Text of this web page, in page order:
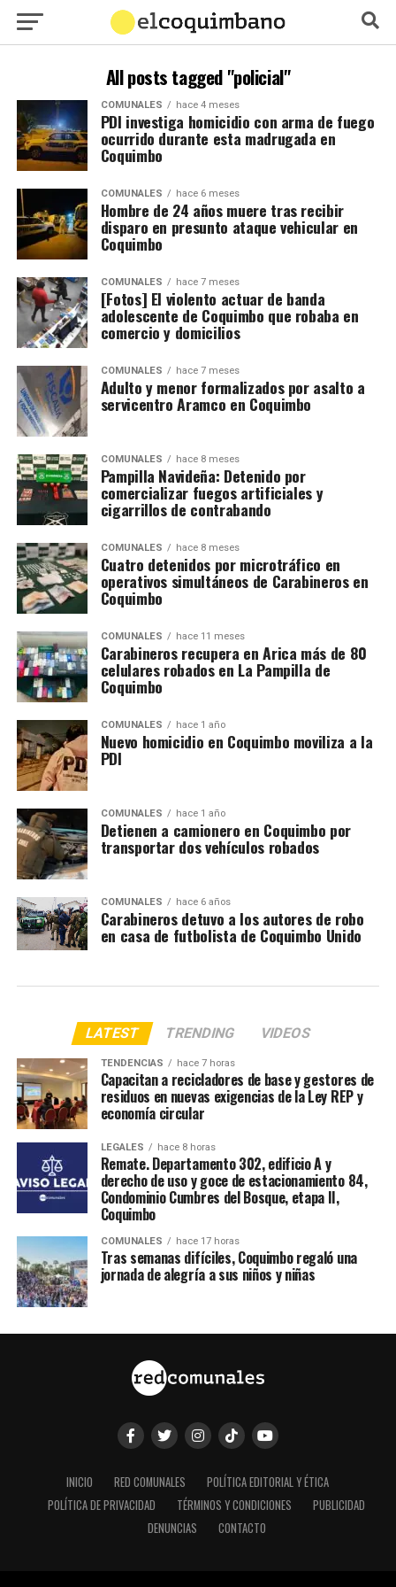
All posts tagged "policial"
COMUNALES hace 4 meses
PDI investiga homicidio con arma de fuego
ocurrido durante esta madrugada en
Coquimbo
COMUNALES hace 6 meses
Hombre de 24 años muere tras recibir
disparo en presunto ataque vehicular en
Coquimbo
COMUNALES hace 7 meses
[Fotos] El violento actuar de banda
adolescente de Coquimbo que robaba en
comercio y domicilios
COMUNALES hace 7 meses
Adulto y menor formalizados por asalto a
servicentro Aramco en Coquimbo
COMUNALES hace 8 meses
Pampilla Navideña: Detenido por
comercializar fuegos artificiales y
cigarrillos de contrabando
COMUNALES hace 8 meses
Cuatro detenidos por microtráfico en
operativos simultáneos de Carabineros en
Coquimbo
COMUNALES hace 11 meses
Carabineros recupera en Arica más de 80
celulares robados en La Pampilla de
Coquimbo
COMUNALES hace 1 año
Nuevo homicidio en Coquimbo moviliza a la
PDI
COMUNALES hace 1 año
Detienen a camionero en Coquimbo por
transportar dos vehículos robados
COMUNALES hace 6 años
Carabineros detuvo a los autores de robo
en casa de futbolista de Coquimbo Unido
LATEST TRENDING VIDEOS
TENDENCIAS hace 7 horas
Capacitan a recicladores de base y gestores de
residuos en nuevas exigencias de la Ley REP y
economía circular
LEGALES hace 8 horas
Remate. Departamento 302, edificio A y
derecho de uso y goce de estacionamiento 84,
Condominio Cumbres del Bosque, etapa II,
Coquimbo
COMUNALES hace 17 horas
Tras semanas difíciles, Coquimbo regaló una
jornada de alegría a sus niños y niñas
INICIO RED COMUNALES
POLÍTICA EDITORIAL Y ÉTICA
POLÍTICA DE PRIVACIDAD
TÉRMINOS Y CONDICIONES
PUBLICIDAD
DENUNCIAS
CONTACTO